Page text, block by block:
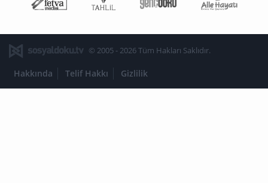
© 2005 - 2026 Tüm Hakları Saklıdır.
Hakkında Telif Hakkı Gizlilik